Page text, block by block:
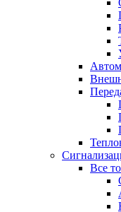
Все